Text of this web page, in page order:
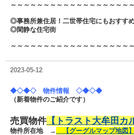
～～～～～～～～～～～～～～～～～～
◎事務所兼住居！二世帯住宅にもおすす
◎閑静な住宅街
～～～～～～～～～～～～～～～～～～
2023-05-12
◆◇◆◇ 物件情報 ◇◆◇◆
（新着物件のご紹介です）
売買物件 【トラスト大牟田カ
物件所在地 → 【グーグルマップ地図】